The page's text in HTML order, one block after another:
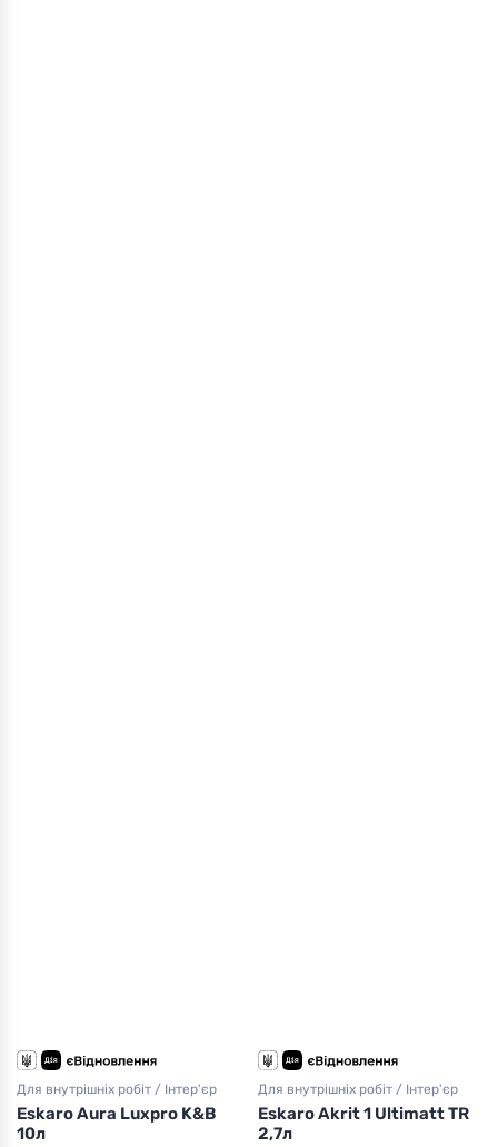
Для внутрішніх робіт / Інтер'єр
Eskaro Aura Luxpro K&B
10л
Для внутрішніх робіт / Інтер'єр
Eskaro Akrit 1 Ultimatt TR
2,7л